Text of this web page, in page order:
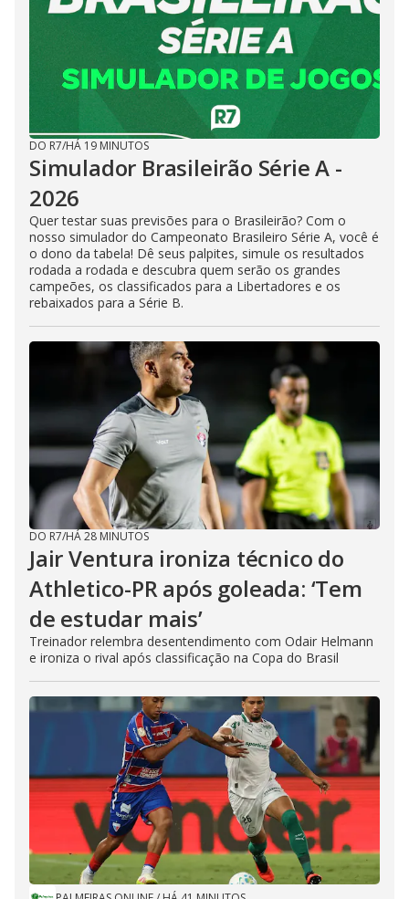
DO R7/HÁ 19 MINUTOS
Simulador Brasileirão Série A -
2026
Quer testar suas previsões para o Brasileirão? Com o
nosso simulador do Campeonato Brasileiro Série A, você é
o dono da tabela! Dê seus palpites, simule os resultados
rodada a rodada e descubra quem serão os grandes
campeões, os classificados para a Libertadores e os
rebaixados para a Série B.
DO R7/HÁ 28 MINUTOS
Jair Ventura ironiza técnico do
Athletico-PR após goleada: ‘Tem
de estudar mais’
Treinador relembra desentendimento com Odair Helmann
e ironiza o rival após classificação na Copa do Brasil